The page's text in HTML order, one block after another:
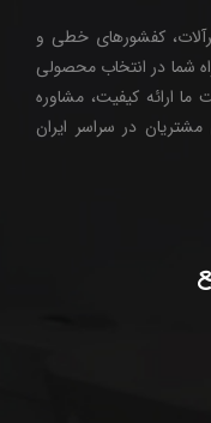
کفشورهای خطی و
شما در انتخاب محصولی
ارائه کیفیت، مشاوره
در سراسر ایران